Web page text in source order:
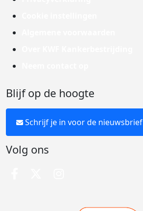
Blijf op de hoogte
Schrijf je in voor de nieuwsbrief
Volg ons